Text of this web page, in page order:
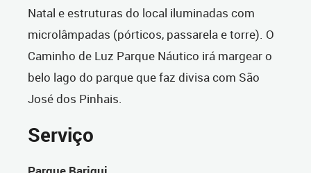
Natal e estruturas do local iluminadas com
microlâmpadas (pórticos, passarela e torre). O
Caminho de Luz Parque Náutico irá margear o
belo lago do parque que faz divisa com São
José dos Pinhais.
Serviço